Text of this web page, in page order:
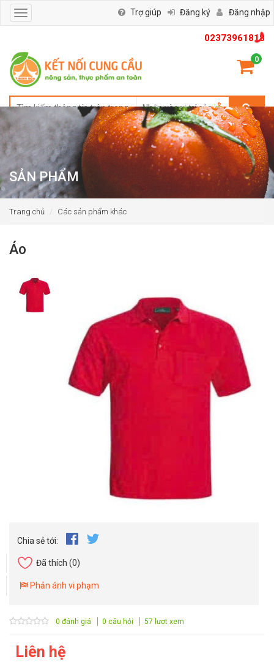
02373961818
0
Toggle
navigation
Trợ giúp Đăng ký Đăng nhập
SẢN PHẨM
Trang chủ Các sản phẩm khác
Áo
Chia sẻ tới:
Đã thích (0)
Phản ánh vi phạm
0 đánh giá 0 câu hỏi 57 lượt xem
Liên hệ